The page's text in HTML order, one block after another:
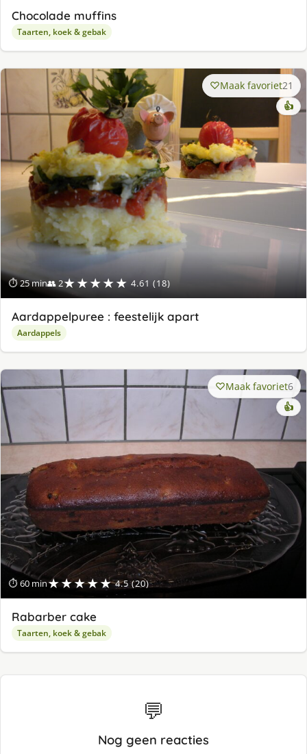
Chocolade muffins
Taarten, koek & gebak
⏱ 25 min👥 2★★★★★ 4.61 (18)
Maak favoriet21
👍
Aardappelpuree : feestelijk apart
Aardappels
⏱ 60 min★★★★★ 4.5 (20)
Maak favoriet6
👍
Rabarber cake
Taarten, koek & gebak
💬
Nog geen reacties